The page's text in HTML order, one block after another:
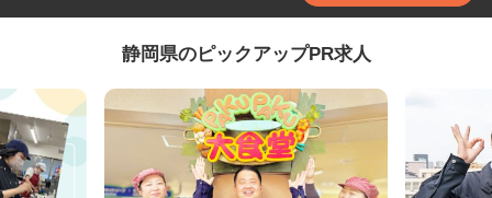
静岡県のピックアップPR求人